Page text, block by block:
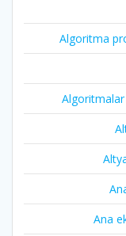
Algoritma
Algoritmalar
Ana